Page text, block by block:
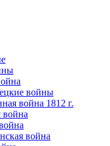
войны
война 1812 г.
война
война